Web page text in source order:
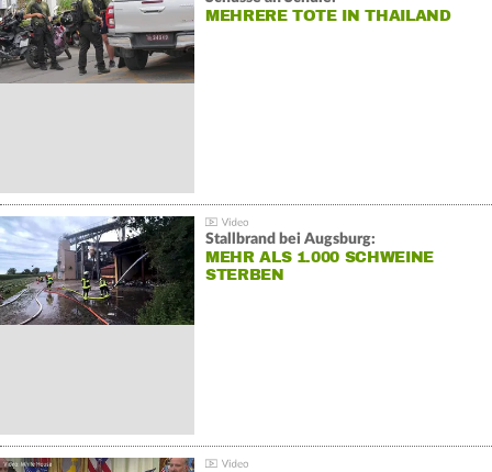
MEHRERE TOTE IN THAILAND
Stallbrand bei Augsburg:
MEHR ALS 1.000 SCHWEINE
STERBEN